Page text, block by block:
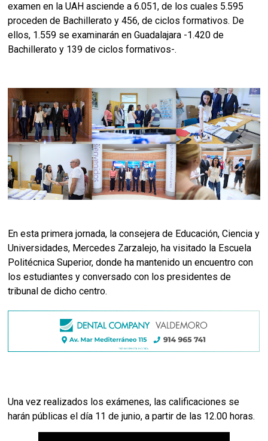
examen en la UAH asciende a 6.051, de los cuales 5.595
proceden de Bachillerato y 456, de ciclos formativos. De
ellos, 1.559 se examinarán en Guadalajara -1.420 de
Bachillerato y 139 de ciclos formativos-.
En esta primera jornada, la consejera de Educación, Ciencia y
Universidades, Mercedes Zarzalejo, ha visitado la Escuela
Politécnica Superior, donde ha mantenido un encuentro con
los estudiantes y conversado con los presidentes de
tribunal de dicho centro.
Una vez realizados los exámenes, las calificaciones se
harán públicas el día 11 de junio, a partir de las 12.00 horas.